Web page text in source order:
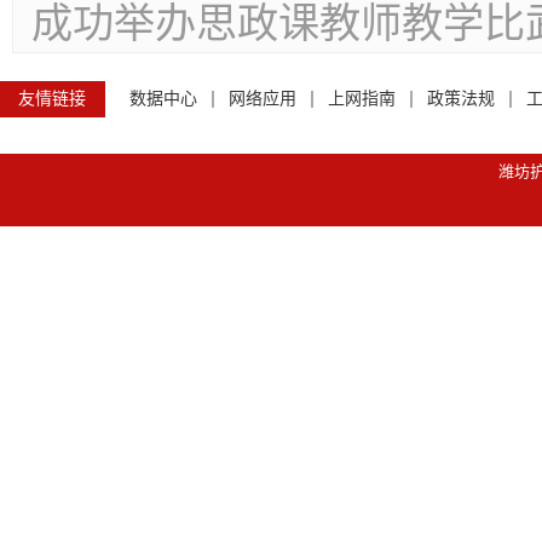
成功举办思政课教师教学比
友情链接 数据中心 网络应用 上网指南 政策法规
潍坊